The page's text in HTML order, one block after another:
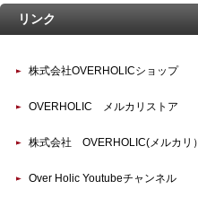
リンク
株式会社OVERHOLICショップ
OVERHOLIC メルカリストア
株式会社 OVERHOLIC(メルカリ）
Over Holic Youtubeチャンネル